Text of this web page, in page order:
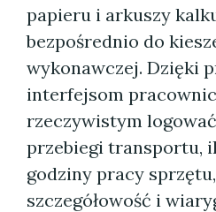
papieru i arkuszy
bezpośrednio do
wykonawczej. Dzięki
interfejsom
rzeczywistym
przebiegi transportu,
godziny pracy
szczegółowość i